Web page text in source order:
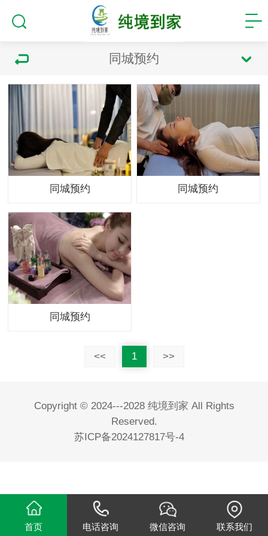
同城预约
同城预约 同城预约
同城预约
<< 1 >>
Copyright © 2024---2028 纯境到家 All Rights
Reserved.
苏ICP备2024127817号-4
首页 电话咨询 微信咨询 联系我们